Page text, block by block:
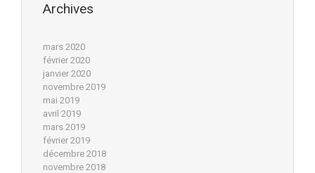
Archives
mars 2020
février 2020
janvier 2020
novembre 2019
mai 2019
avril 2019
mars 2019
février 2019
décembre 2018
novembre 2018